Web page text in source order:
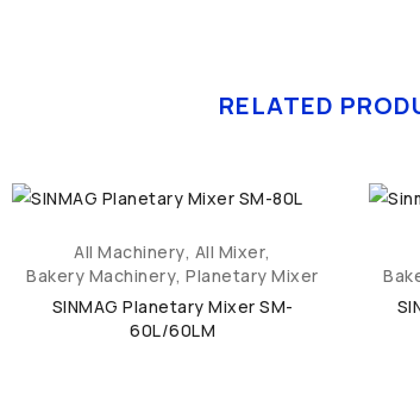
RELATED
All Machinery, All Mixer,
Bakery Machinery,Planetary Mixer
SINMAG Planetary Mixer SM-
60L/60LM